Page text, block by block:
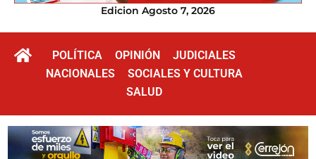
Edicion Agosto 7, 2026
POLÍTICA OPINIÓN
JUDICIALES
NACIONALES
SOCIALES Y CULTURA
SALUD